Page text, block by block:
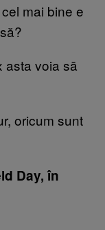
mai bine e
asta voia să
oricum sunt
Day, în